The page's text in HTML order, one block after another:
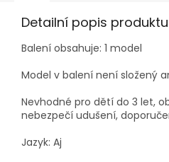
Detailní popis produktu
Balení obsahuje: 1 model
Model v balení není složený
Nevhodné pro dětí do 3 let,
nebezpečí udušení,
Jazyk: Aj